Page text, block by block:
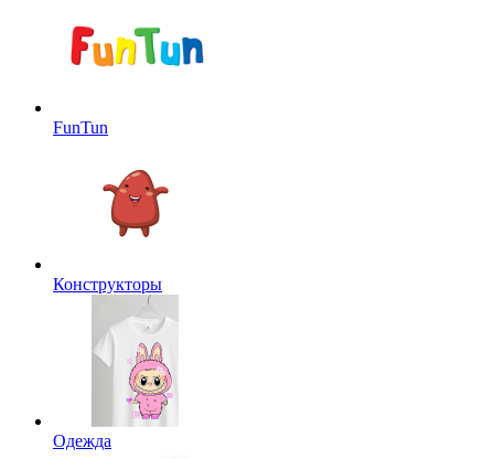
FunTun
Конструкторы
Одежда